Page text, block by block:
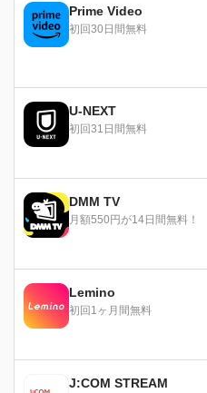
る。ところが
でもある宇藤
年齢を詐称し
る啓弥は、一
すると宣言。
出自を隠して
ることができる
Prime Video
初回30日間無料
U-NEXT
初回31日間無料
DMM TV
月額550円が14日間無料！
Lemino
初回1ヶ月間無料
J:COM STREAM